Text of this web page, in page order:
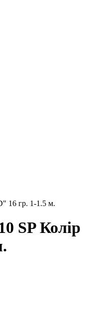
16 гр. 1-1.5 м.
SP Колір